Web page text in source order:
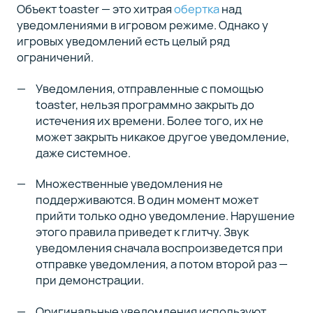
Объект toaster — это хитраяобертканад
уведомлениями в игровом режиме. Однако у
игровых уведомлений есть целый ряд
ограничений.
Уведомления, отправленные с помощью
toaster, нельзя программно закрыть до
истечения их времени. Более того, их не
может закрыть никакое другое уведомление,
даже системное.
Множественные уведомления не
поддерживаются. В один момент может
прийти только одно уведомление. Нарушение
этого правила приведет к глитчу. Звук
уведомления сначала воспроизведется при
отправке уведомления, а потом второй раз —
при демонстрации.